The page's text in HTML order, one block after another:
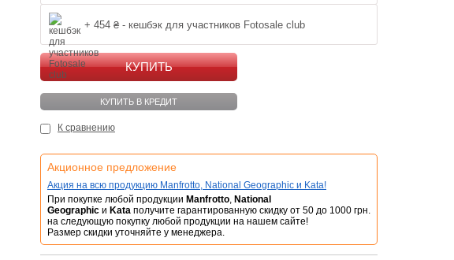
+ 454 ₴ - кешбэк для участников Fotosale club
КУПИТЬ
КУПИТЬ В КРЕДИТ
К сравнению
Акционное предложение
Акция на всю продукцию Manfrotto, National Geographic и Kata!
При покупке любой продукции Manfrotto, National
Geographic и Kata получите гарантированную скидку от 50 до 1000 грн.
на следующую покупку любой продукции на нашем сайте!
Размер скидки уточняйте у менеджера.